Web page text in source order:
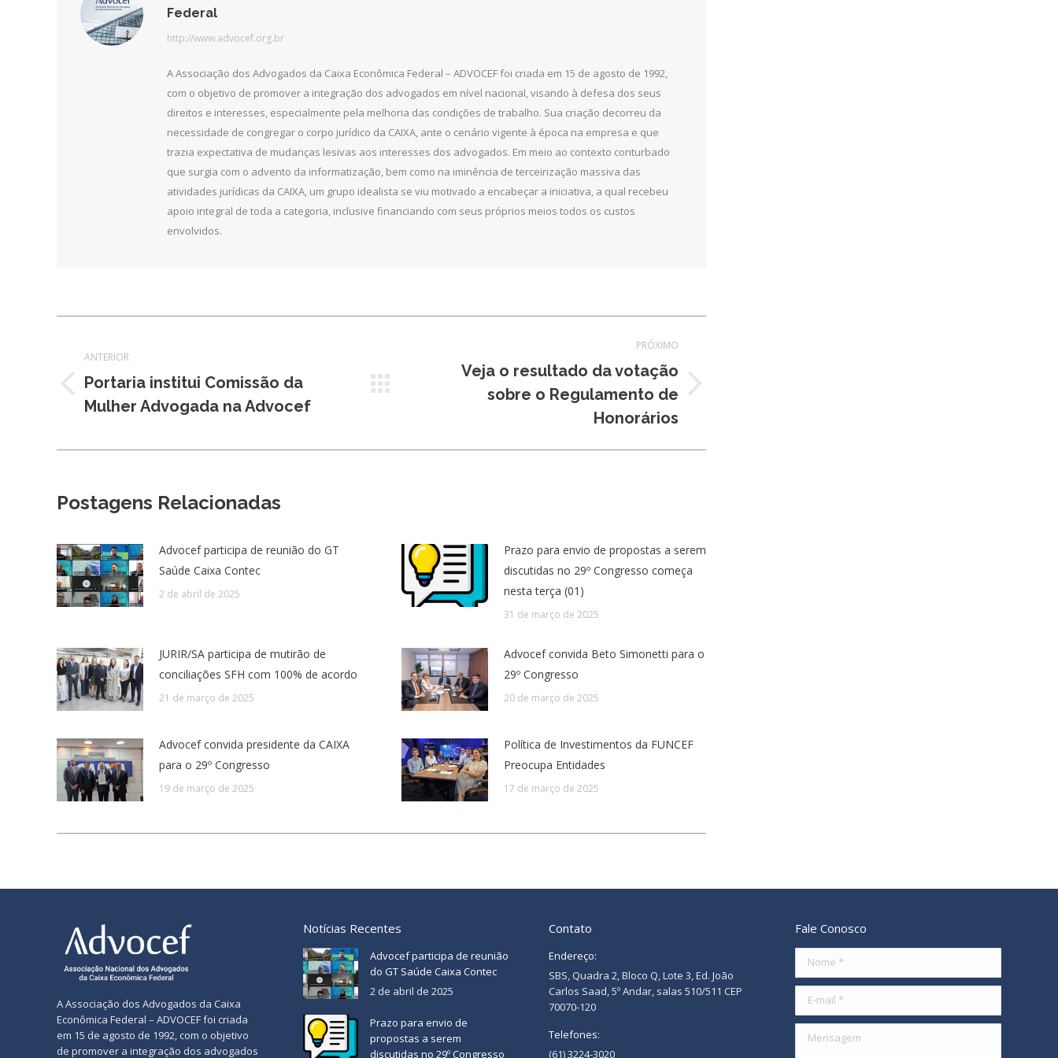
Federal
http://www.advocef.org.br
A Associação dos Advogados da Caixa Econômica Federal – ADVOCEF foi criada em 15 de agosto de 1992,
com o objetivo de promover a integração dos advogados em nível nacional, visando à defesa dos seus
direitos e interesses, especialmente pela melhoria das condições de trabalho. Sua criação decorreu da
necessidade de congregar o corpo jurídico da CAIXA, ante o cenário vigente à época na empresa e que
trazia expectativa de mudanças lesivas aos interesses dos advogados. Em meio ao contexto conturbado
que surgia com o advento da informatização, bem como na iminência de terceirização massiva das
atividades jurídicas da CAIXA, um grupo idealista se viu motivado a encabeçar a iniciativa, a qual recebeu
apoio integral de toda a categoria, inclusive financiando com seus próprios meios todos os custos
envolvidos.
de
post:
ANTERIOR
Post
anterior:
Portaria institui Comissão da
Mulher Advogada na Advocef
PRÓXIMO
Veja o resultado da votação
sobre o Regulamento de
Honorários
Postagens Relacionadas
Advocef participa de reunião do GT
Saúde Caixa Contec
2 de abril de 2025
Prazo para envio de propostas a serem
discutidas no 29º Congresso começa
nesta terça (01)
31 de março de 2025
JURIR/SA participa de mutirão de
conciliações SFH com 100% de acordo
21 de março de 2025
Advocef convida Beto Simonetti para o
29º Congresso
20 de março de 2025
Advocef convida presidente da CAIXA
para o 29º Congresso
19 de março de 2025
Política de Investimentos da FUNCEF
Preocupa Entidades
17 de março de 2025
A Associação dos Advogados da Caixa
Econômica Federal – ADVOCEF foi criada
em 15 de agosto de 1992, com o objetivo
de promover a integração dos advogados
Notícias Recentes
Advocef participa de reunião
do GT Saúde Caixa Contec
2 de abril de 2025
Prazo para envio de
propostas a serem
discutidas no 29º Congresso
Contato
Endereço:
SBS, Quadra 2, Bloco Q, Lote 3, Ed. João
Carlos Saad, 5º Andar, salas 510/511 CEP
70070-120
Telefones:
(61) 3224-3020
Fale Conosco
Nome *
E-mail *
Mensagem